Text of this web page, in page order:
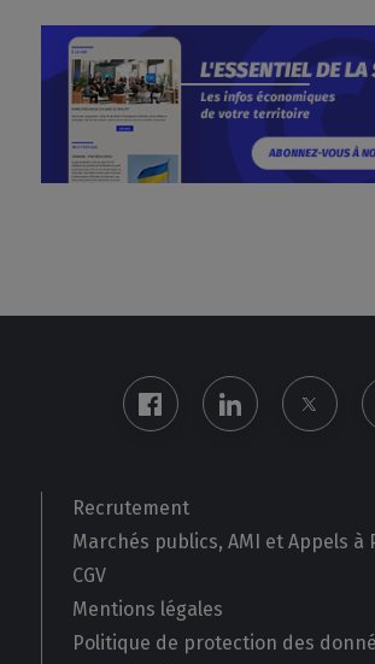
Recrutement
Marchés publics, AMI et Appels à
CGV
Mentions légales
Politique de protection des